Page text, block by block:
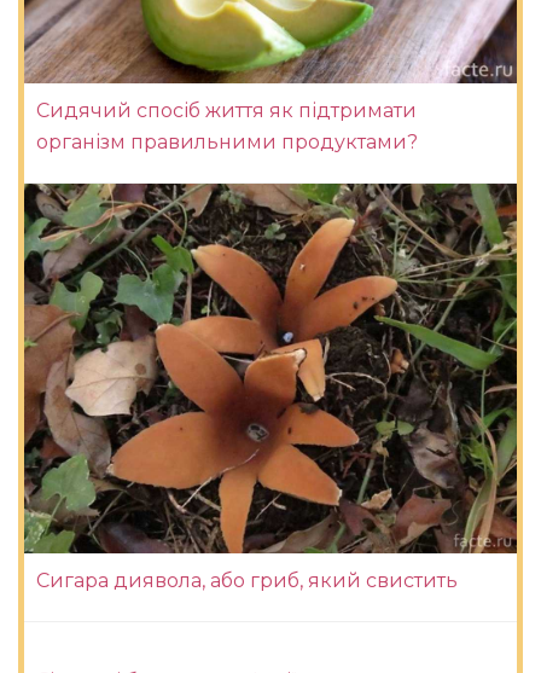
Сидячий спосіб життя як підтримати
організм правильними продуктами?
Сигара диявола, або гриб, який свистить